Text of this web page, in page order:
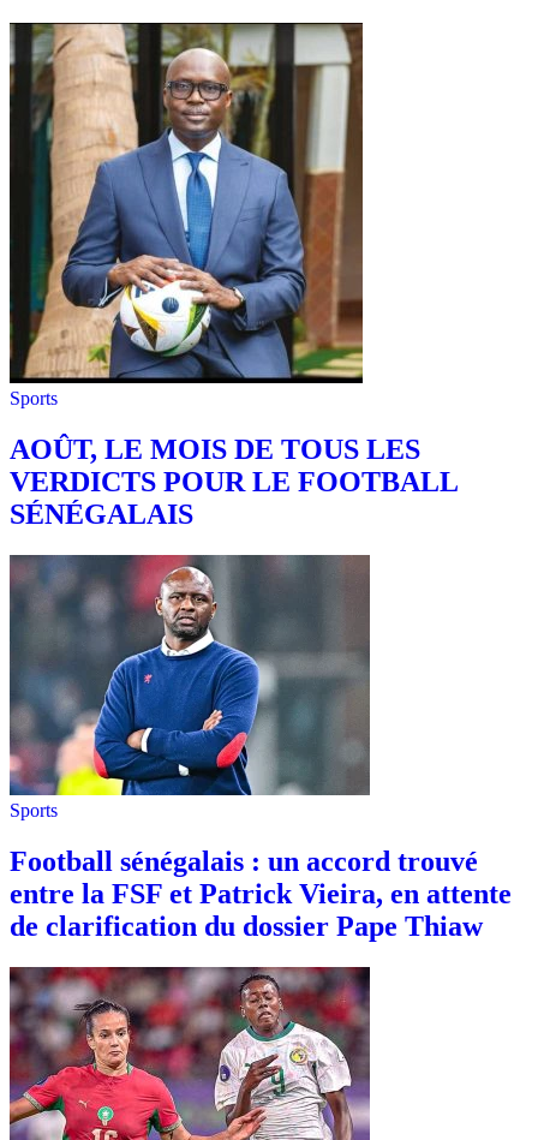
Sports
AOÛT, LE MOIS DE TOUS LES
VERDICTS POUR LE FOOTBALL
SÉNÉGALAIS
Sports
Football sénégalais : un accord trouvé
entre la FSF et Patrick Vieira, en attente
de clarification du dossier Pape Thiaw